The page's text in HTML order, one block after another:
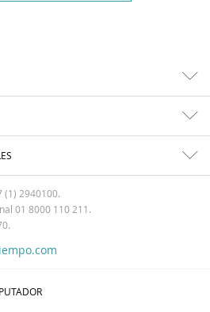
(1) 2940100.
01 8000 110 211.